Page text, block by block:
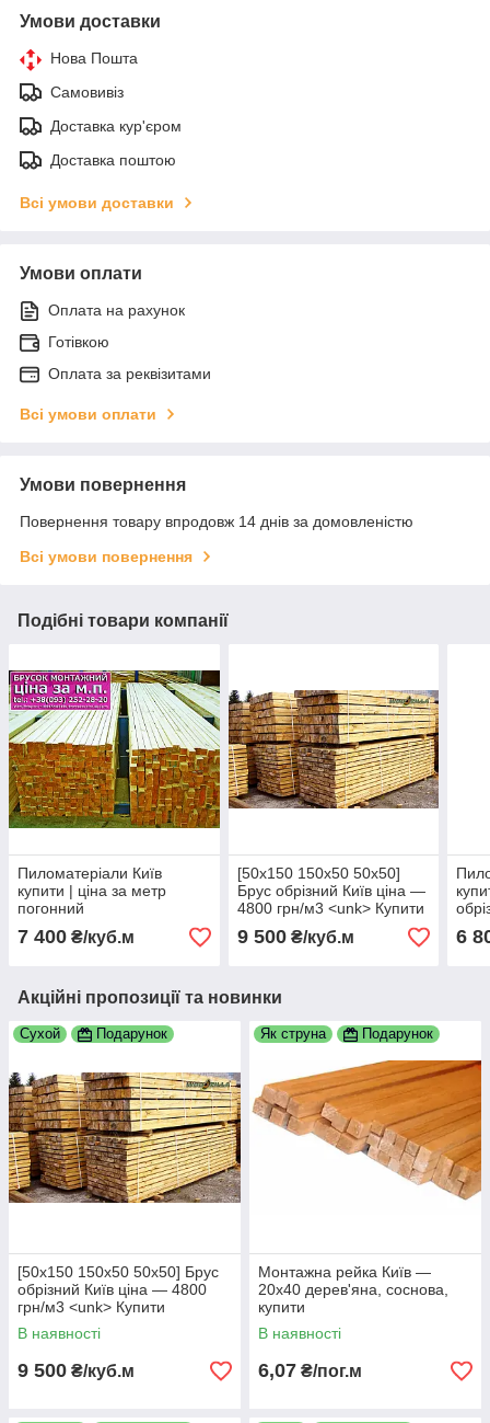
Умови доставки
Нова Пошта
Самовивіз
Доставка кур'єром
Доставка поштою
Всі умови доставки
Умови оплати
Оплата на рахунок
Готівкою
Оплата за реквізитами
Всі умови оплати
Умови повернення
Повернення товару впродовж 14 днів за домовленістю
Всі умови повернення
Подібні товари компанії
Пиломатеріали Київ
купити | ціна за метр
погонний
7 400 ₴/куб.м
[50х150 150х50 50х50]
Брус обрізний Київ ціна —
4800 грн/м3 <unk> Купити
пиломатеріали, дошка,
бруси
9 500₴/куб.м 6
Акційні пропозиції та новинки
Сухой Подарунок
[50х150 150х50 50х50] Брус
обрізний Київ ціна — 4800
грн/м3 <unk> Купити
пиломатеріали, дошка, бруси
В наявності
9 500 ₴/куб.м
Як струна Подарунок
Монтажна рейка Київ —
20х40 дерев'яна, соснова,
купити
В наявності
6,07 ₴/пог.м